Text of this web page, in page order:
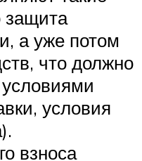
защита
а уже потом
что должно
условия
взноса